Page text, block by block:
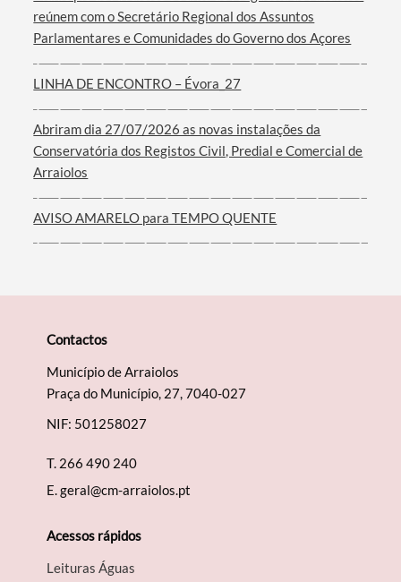
Filtros
reúnem com o Secretário Regional dos Assuntos
Parlamentares e Comunidades do Governo dos Açores
LINHA DE ENCONTRO – Évora_27
Abriram dia 27/07/2026 as novas instalações da
Conservatória dos Registos Civil, Predial e Comercial de
Arraiolos
AVISO AMARELO para TEMPO QUENTE
Contactos
Município de Arraiolos
Praça do Município, 27, 7040-027
NIF: 501258027
T. 266 490 240
E.geral@cm-arraiolos.pt
Acessos rápidos
Leituras Águas